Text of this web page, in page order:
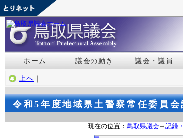
ホーム 議会の動き 議会・議員
上へ ｜
令和5年度地域県土警察常任委員会
現在の位置： 鳥取県議会 記録